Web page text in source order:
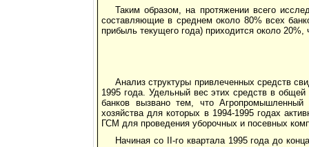
Таким образом, на протяжении всего
составляющие в среднем около 80% всех
прибыль текущего года) приходится около
Анализ структуры привлеченных средств
1995 года. Удельный вес этих средств в
банков вызвано тем, что Агропромышленный
хозяйства для которых в 1994-1995 годах
ГСМ для проведения уборочных и посевных
Начиная со II-го квартала 1995 года до